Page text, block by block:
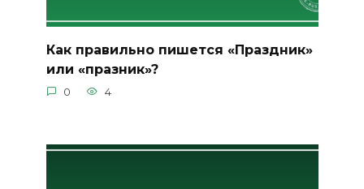
Как правильно пишется «Праздник»
или «празник»?
0 4